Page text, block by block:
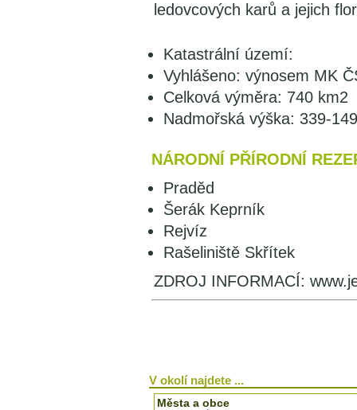
ledovcových karů a jejich
Katastrální území:
Vyhlášeno: výnosem MK
Celková výměra: 740 km2
Nadmořská výška: 339-
NÁRODNÍ PŘÍRODNÍ
Praděd
Šerák Keprník
Rejvíz
Rašeliniště Skřítek
ZDROJ INFORMACÍ:
V okolí najdete ...
Města a obce